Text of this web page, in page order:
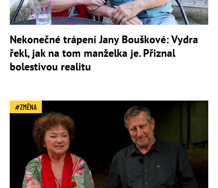
Nekonečné trápení Jany Bouškové: Vydra
řekl, jak na tom manželka je. Přiznal
bolestivou realitu
ZMĚNA